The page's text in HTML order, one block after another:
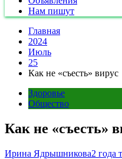
Нам пишут
Главная
2024
Июль
25
Как не «съесть» вирус
Здоровье
Общество
Как не «съесть»
Ирина Ядрышникова2 года